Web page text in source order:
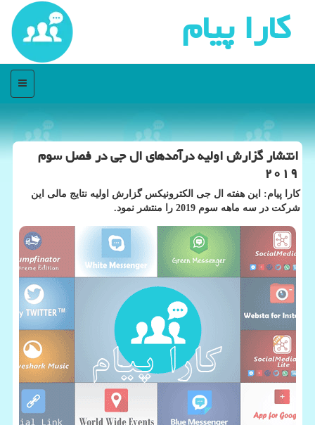
كارا پیام
منو
انتشار گزارش اولیه درآمدهای ال جی در فصل سوم
۲۰۱۹
كارا پیام: این هفته ال جی الكترونیكس گزارش اولیه نتایج مالی این
شركت در سه ماهه سوم 2019 را منتشر نمود.